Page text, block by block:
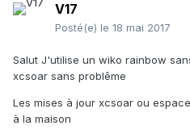
V17
Posté(e) le 18 mai 2017
Salut J'utilise un wiko rainbow
xcsoar sans problême
Les mises à jour xcsoar ou
à la maison